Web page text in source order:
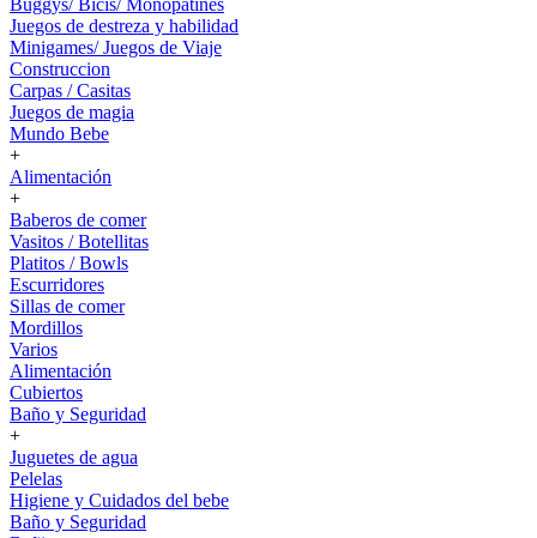
Buggys/ Bicis/ Monopatines
Juegos de destreza y habilidad
Minigames/ Juegos de Viaje
Construccion
Carpas / Casitas
Juegos de magia
Mundo Bebe
+
Alimentación
+
Baberos de comer
Vasitos / Botellitas
Platitos / Bowls
Escurridores
Sillas de comer
Mordillos
Varios
Alimentación
Cubiertos
Baño y Seguridad
+
Juguetes de agua
Pelelas
Higiene y Cuidados del bebe
Baño y Seguridad